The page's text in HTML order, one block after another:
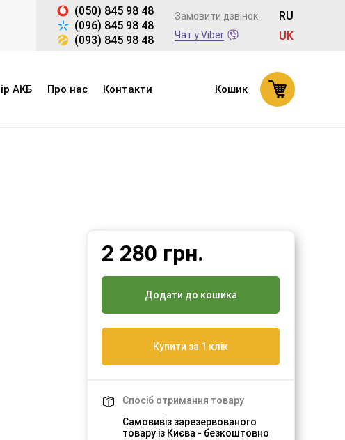
(050) 845 98 48
(096) 845 98 48
(093) 845 98 48
Замовити дзвінок
Чат у Viber
RU
UK
АКБ Про нас Контакти Кошик
2 280 грн.
Додати до кошика
Купити за 1 клік
Спосіб отримання товару
Самовивіз зарезервованого
товару із Києва - безкоштовно